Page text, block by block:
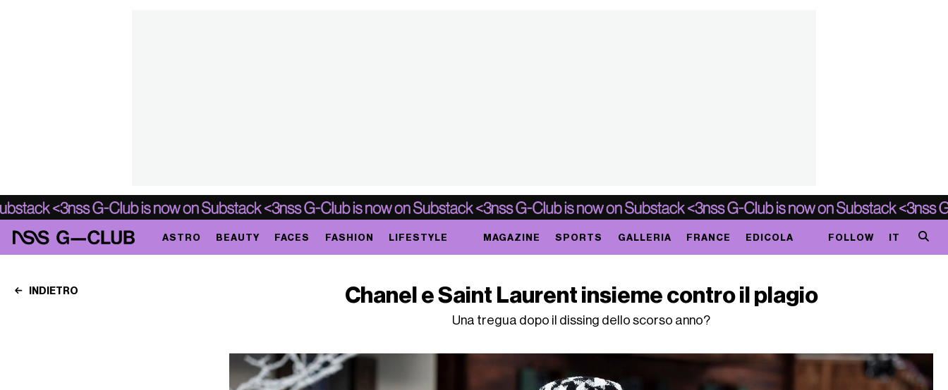
ASTRO BEAUTY FACES FASHION LIFESTYLE MAGAZINE SPORTS GALLERIA FRANCE EDICOLA FOLLOW IT
INDIETRO Chanel e Saint Laurent insieme contro il plagio
Una tregua dopo il dissing dello scorso anno?